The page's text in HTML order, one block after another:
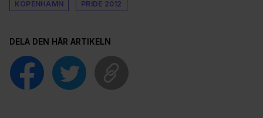
KÖPENHAMN PRIDE 2012
DELA DEN HÄR ARTIKELN